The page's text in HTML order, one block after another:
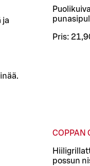
ja
Pris:
COPPAN
possun